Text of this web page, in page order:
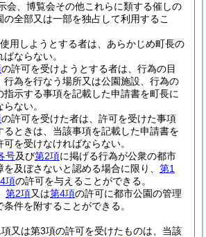
会、博覧会その他これらに類する催しの
の全部又は一部を独占して利用するこ
用しようとする者は、あらかじめ町長の
ならない。
の許可を受けようとする者は、行為の目
行為を行なう場所又は公園施設、行為の
指示する事項を記載した申請書を町長に
ない。
の許可を受けた者は、許可を受けた事項
るときは、当該事項を記載した申請書を
を受けなければならない。
号及び第2項に掲げる行為が公衆の都市
及ぼさないと認める場合に限り、 第1
項の許可を与えることができる。
第2項又は第4項の許可に都市公園の管理
条件を附することができる。
又は第3項の許可を受けたものは、当該